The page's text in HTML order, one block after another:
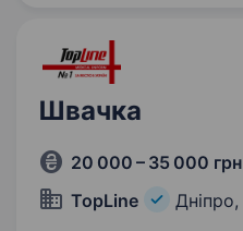
Швачка
20 000 – 35 000 грн
TopLine
Дніпро,